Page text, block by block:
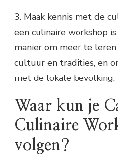
3. Maak kennis met de
een culinaire workshop
manier om meer te leren
cultuur en tradities, en
met de lokale bevolking.
Waar kun je
Culinaire
volgen?